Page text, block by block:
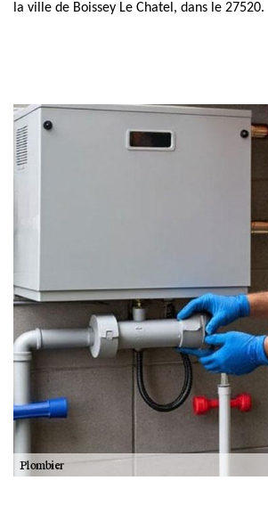
la ville de Boissey Le Chatel, dans le 27520.